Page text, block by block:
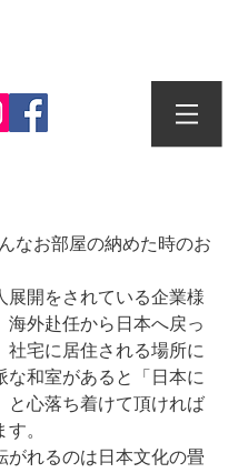
なお部屋の納めた時のお
展開をされている企業様
海外赴任から日本へ戻っ
社宅に居住される場所に
な和室があると「日本に
と心落ち着けて頂ければ
。
がれるのは日本文化の畳